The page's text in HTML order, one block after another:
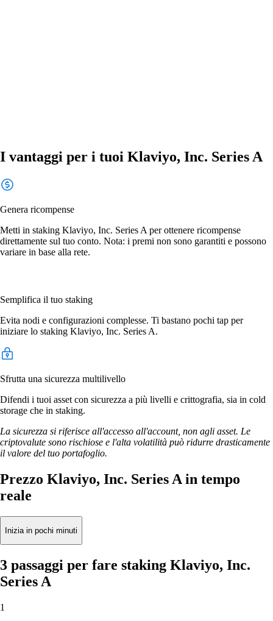
I vantaggi per i tuoi Klaviyo, Inc. Series A
Genera ricompense
Metti in staking Klaviyo, Inc. Series A per ottenere ricompense
direttamente sul tuo conto. Nota: i premi non sono garantiti e possono
variare in base alla rete.
Semplifica il tuo staking
Evita nodi e configurazioni complesse. Ti bastano pochi tap per
iniziare lo staking Klaviyo, Inc. Series A.
Sfrutta una sicurezza multilivello
Difendi i tuoi asset con sicurezza a più livelli e crittografia, sia in cold
storage che in staking.
La sicurezza si riferisce all'accesso all'account, non agli asset. Le
criptovalute sono rischiose e l'alta volatilità può ridurre drasticamente
il valore del tuo portafoglio.
Prezzo Klaviyo, Inc. Series A in tempo
reale
Inizia in pochi minuti
3 passaggi per fare staking Klaviyo, Inc.
Series A
1